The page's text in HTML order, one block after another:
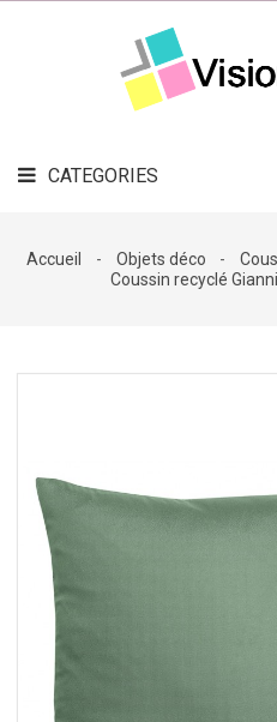
CATEGORIES
LE
MAG
DÉCO

DÉCO
Accueil Objets déco
Coussin recyclé